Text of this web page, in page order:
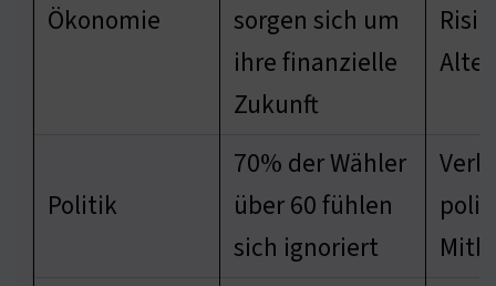
Ökonomie
sorgen sich um
ihre finanzielle
Zukunft
Politik
70% der Wähler
über 60 fühlen
sich ignoriert